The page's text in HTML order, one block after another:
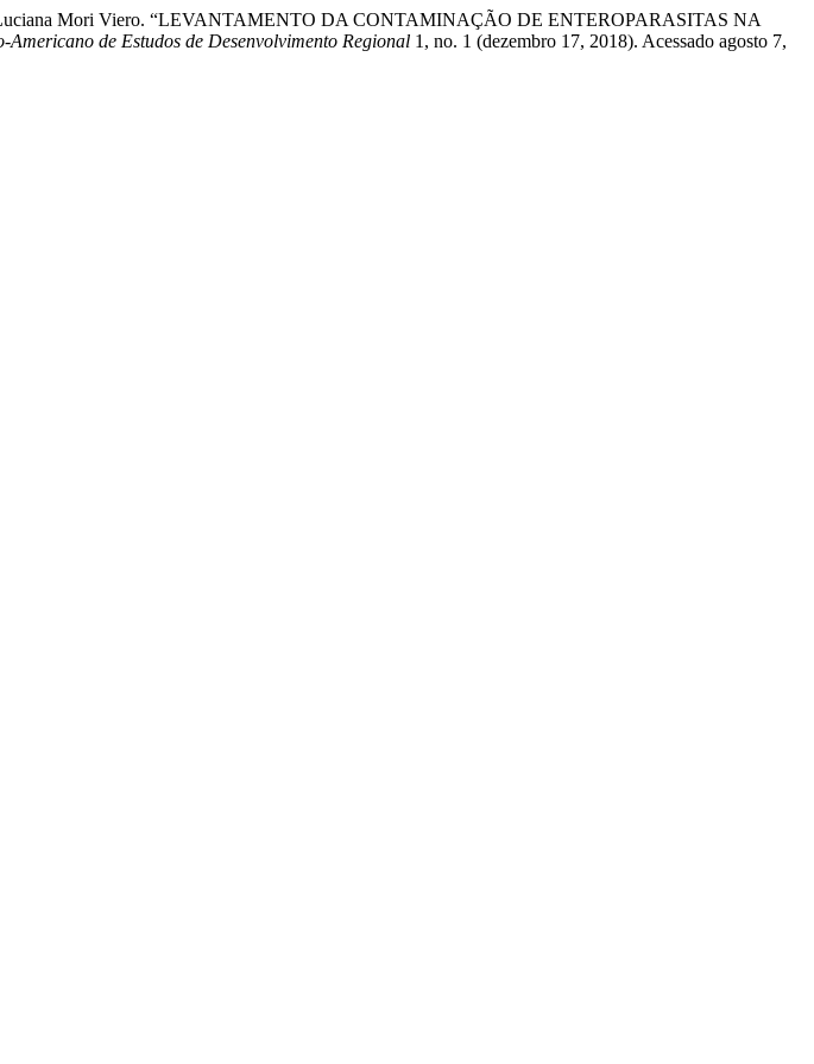
Luciana Mori Viero. “LEVANTAMENTO DA CONTAMINAÇÃO DE ENTEROPARASITAS NA
Americano de Estudos de Desenvolvimento Regional 1, no. 1 (dezembro 17, 2018). Acessado agosto 7,